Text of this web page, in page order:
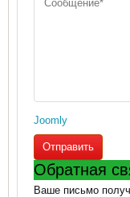
Joomly
Отправить
Обратная
Ваше письмо